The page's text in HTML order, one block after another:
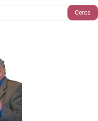
Cerca